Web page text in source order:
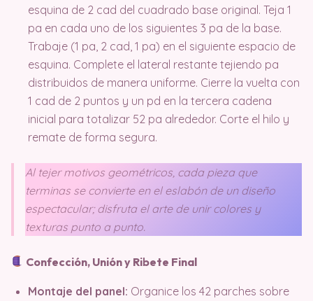
esquina de 2 cad del cuadrado base original. Teja 1
pa en cada uno de los siguientes 3 pa de la base.
Trabaje (1 pa, 2 cad, 1 pa) en el siguiente espacio de
esquina. Complete el lateral restante tejiendo pa
distribuidos de manera uniforme. Cierre la vuelta con
1 cad de 2 puntos y un pd en la tercera cadena
inicial para totalizar 52 pa alrededor. Corte el hilo y
remate de forma segura.
Al tejer motivos geométricos, cada pieza que
terminas se convierte en el eslabón de un diseño
espectacular; disfruta el arte de unir colores y
texturas punto a punto.
Confección, Unión y Ribete Final
Montaje del panel: Organice los 42 parches sobre